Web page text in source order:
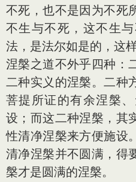
不死，也不是因为不死
不生与不死，这不生
法，是法尔如是的，这
涅槃之道不外乎四种：
二种实义的涅槃。二种
菩提所证的有余涅槃
设；而这二种涅槃，其
性清净涅槃来方便施设
清净涅槃并不圆满，得
槃才是圆满的涅槃。